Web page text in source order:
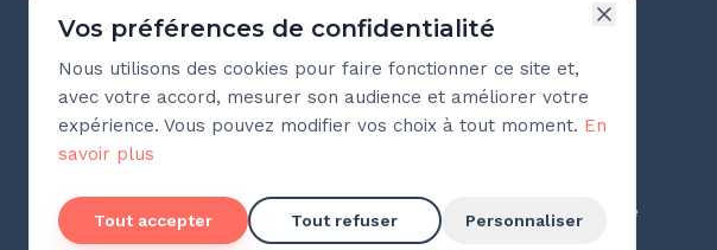
Faire de l'accompagnement un
moteur de développement pour
toutes et tous.
Pour les coachs
Pour les cabinets
Fonctionnalités
Ingénierie pédagogique
Vos préférences de confidentialité
Nous utilisons des cookies pour faire fonctionner ce site et,
avec votre accord, mesurer son audience et améliorer votre
expérience. Vous pouvez modifier vos choix à tout moment. En
savoir plus
Tout accepter Tout refuser Personnaliser